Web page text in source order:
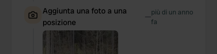
Aggiunta una foto a una
posizione
—più di un anno
fa